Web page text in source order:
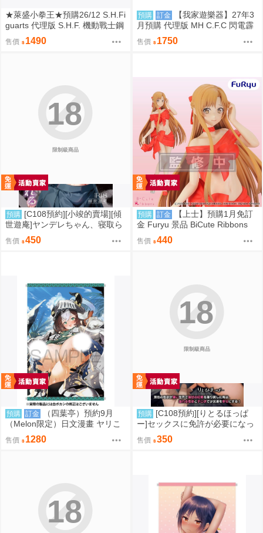
★萊盛小拳王★預購26/12 S.H.Fi
guarts 代理版 S.H.F. 機動戰士鋼
彈 煌·大和 歐普駕駛服
售價 1490
預購 訂金
【我家遊樂器】27年3
月預購 代理版 MH C.F.C 閃電霹
靂車 新世紀GPX 美洲豹 承襲的
獵豹之魂 套組特典版
售價 1750
限制級商品
18
預購 [C108預約][小竣的賣場][傾
世遊庵]ヤンデレちゃん、寝取ら
れる 同人誌id=3790378
售價 450
預購 訂金
【上士】預購1月免訂
金 Furyu 景品 BiCute Ribbons
緞帶服裝 刀劍神域 亞絲娜
售價 440
預購 訂金
（四葉亭）預約9月
（Melon限定）日文漫畫 ヤリこ
みファンタジア ～異文化交配記
～ 特典：B2掛軸 Croriin
售價 1280
限制級商品
18
預購 [C108預約][りとるほっぱ
ー]セックスに免許が必要になっ
た世界2 同人誌id=3790265
售價 350
18